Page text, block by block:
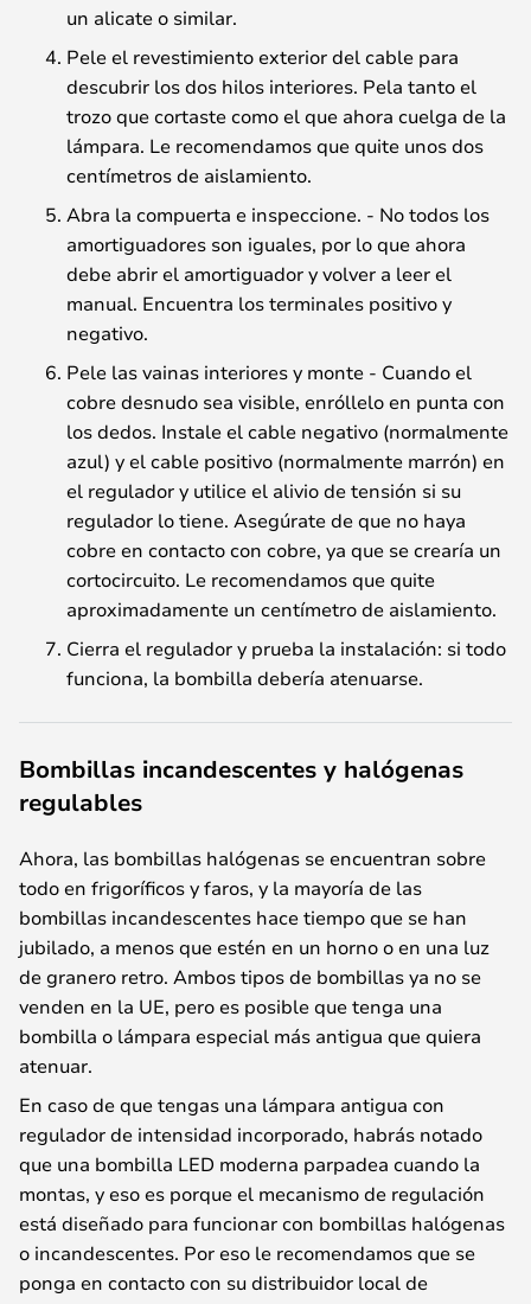
un alicate o similar.
Pele el revestimiento exterior del cable para
descubrir los dos hilos interiores. Pela tanto el
trozo que cortaste como el que ahora cuelga de la
lámpara. Le recomendamos que quite unos dos
centímetros de aislamiento.
Abra la compuerta e inspeccione. - No todos los
amortiguadores son iguales, por lo que ahora
debe abrir el amortiguador y volver a leer el
manual. Encuentra los terminales positivo y
negativo.
Pele las vainas interiores y monte - Cuando el
cobre desnudo sea visible, enróllelo en punta con
los dedos. Instale el cable negativo (normalmente
azul) y el cable positivo (normalmente marrón) en
el regulador y utilice el alivio de tensión si su
regulador lo tiene. Asegúrate de que no haya
cobre en contacto con cobre, ya que se crearía un
cortocircuito. Le recomendamos que quite
aproximadamente un centímetro de aislamiento.
Cierra el regulador y prueba la instalación: si todo
funciona, la bombilla debería atenuarse.
Bombillas incandescentes y halógenas
regulables
Ahora, las bombillas halógenas se encuentran sobre
todo en frigoríficos y faros, y la mayoría de las
bombillas incandescentes hace tiempo que se han
jubilado, a menos que estén en un horno o en una luz
de granero retro. Ambos tipos de bombillas ya no se
venden en la UE, pero es posible que tenga una
bombilla o lámpara especial más antigua que quiera
atenuar.
En caso de que tengas una lámpara antigua con
regulador de intensidad incorporado, habrás notado
que una bombilla LED moderna parpadea cuando la
montas, y eso es porque el mecanismo de regulación
está diseñado para funcionar con bombillas halógenas
o incandescentes. Por eso le recomendamos que se
ponga en contacto con su distribuidor local de